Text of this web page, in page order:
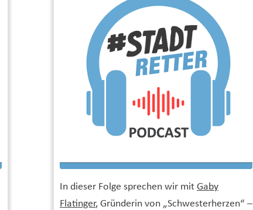
In dieser Folge sprechen wir mit Gaby
Flatinger, Gründerin von „Schwesterherzen“ –